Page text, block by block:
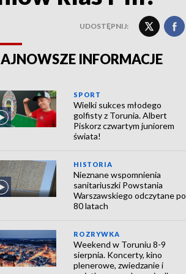
UDOSTĘPNIJ:
INFORMACJE
SPORT
Wielki sukces młodego
golfisty z Torunia. Albert
Piskorz czwartym juniorem
świata!
HISTORIA
Nieznane wspomnienia
sanitariuszki Powstania
Warszawskiego odczytane po
80 latach
ROZRYWKA
Weekend w Toruniu 8-9
sierpnia. Koncerty, kino
plenerowe, zwiedzanie i